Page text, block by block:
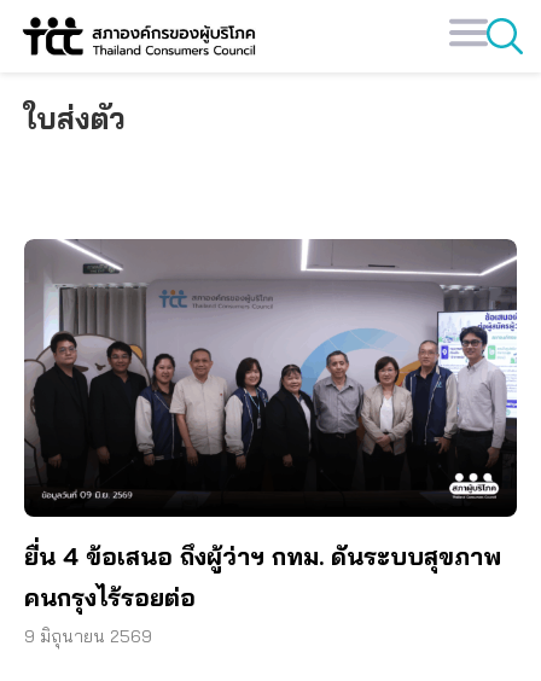
Skip
ใบส่งตัว
ยื่น 4 ข้อเสนอ ถึงผู้ว่าฯ กทม. ดันระบบสุขภาพ
คนกรุงไร้รอยต่อ
9 มิถุนายน 2569